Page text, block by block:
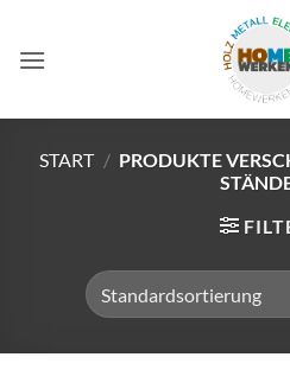
springen
START / PRODUKTE